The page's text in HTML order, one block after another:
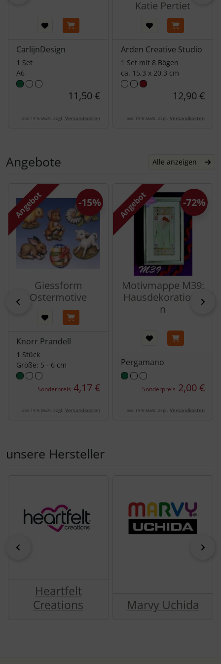
nicht entgehen.
Die neue Kollektion
„Rest & Relaxation“von
Lager. Mit ihren liebevoll gestalteten Motiven
rund um Entspannung, Wohlfühlmomente und
kreative Auszeiten ist sie ein echtes Highlight für
Ihre nächsten Projekte.
"Gardens of Time" von Stamperia
ist endlich da!
Antonis Tzanidakis ist zurück! Entdecke mit der
Vagabond im nostalgischen Uhrengeschäft
zeitloser Magie und Handwerkskunst – ab sofort
und Eastern Journey
09.04.2026
CarlijnDesign
1 Set
A6
11,50 €
inkl. 19 % MwSt. zzgl. Versandkosten
Katie Pertiet
Arden Creative Studio
1 Set mit 8 Bögen
ca. 15,3 x 20,3 cm
12,90 €
inkl. 19 % MwSt. zzgl. Versandkosten
Angebote Alle anzeigen
Es folgt ein Produktslider - navigieren Sie mit der Tab-
zurück
Angebot
Giessform
Ostermotive
Knorr Prandell
1 Stück
Größe: 5 - 6 cm
Sonderpreis 4,17 €
-15%
inkl. 19 % MwSt. zzgl. Versandkosten
Angebot
Motivmappe M39:
Hausdekoratione
n
Pergamano
Sonderpreis 2,00 €
-72%
inkl. 19 % MwSt. zzgl. Versandkosten
unsere Hersteller
Heartfelt
Creations
Marvy Uchida